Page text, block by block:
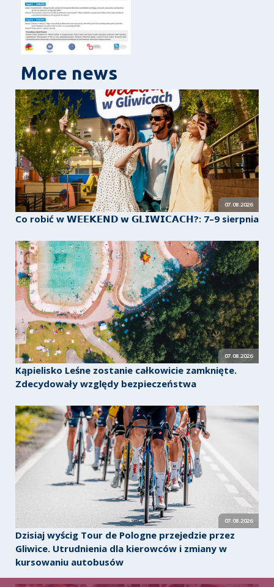
More news
07.08.2026
Co robić w 𝗪𝗘𝗘𝗞𝗘𝗡𝗗 𝘄 𝗚𝗟𝗜𝗪𝗜𝗖𝗔𝗖𝗛?: 7–9 sierpnia
07.08.2026
Kąpielisko Leśne zostanie całkowicie zamknięte.
Zdecydowały względy bezpieczeństwa
07.08.2026
Dzisiaj wyścig Tour de Pologne przejedzie przez
Gliwice. Utrudnienia dla kierowców i zmiany w
kursowaniu autobusów